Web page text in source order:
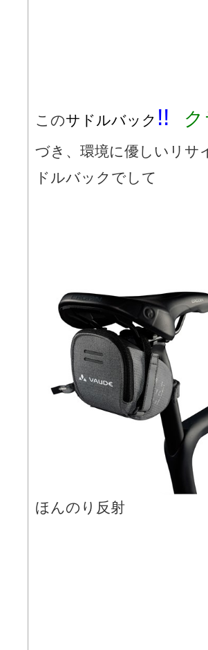
このサドルバック !!
づき、環境に優しいリ
ドルバックでして
ほんのり反射